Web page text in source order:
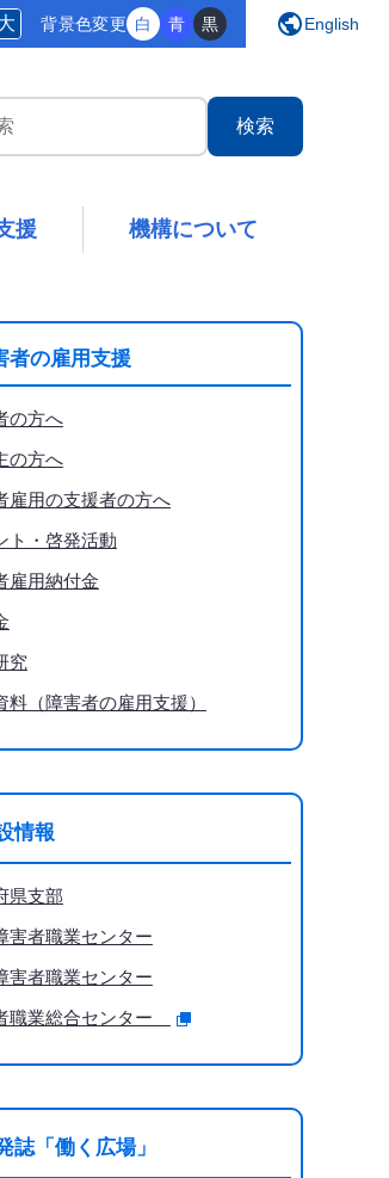
背景色変更 白 青 黒 publicEnglish
援 機構について
者の雇用支援
の方へ
の方へ
雇用の支援者の方へ
ト・啓発活動
雇用納付金
究
料（障害者の雇用支援）
情報
県支部
害者職業センター
害者職業センター
職業総合センター
誌「働く広場」